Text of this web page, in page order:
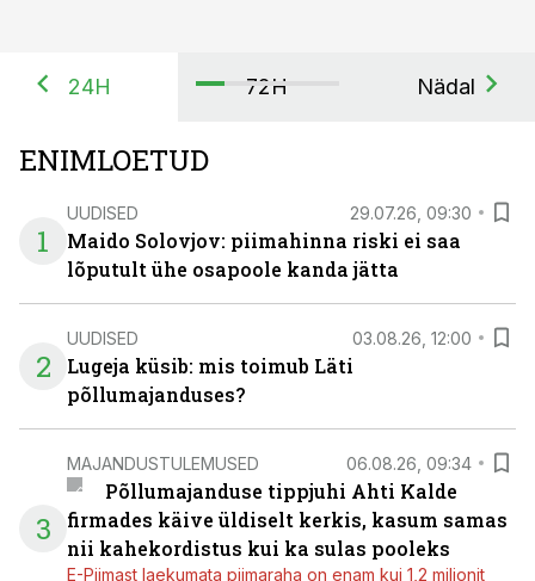
24H 72H Nädal
ENIMLOETUD
1
UUDISED 29.07.26, 09:30
Maido Solovjov: piimahinna riski ei saa
lõputult ühe osapoole kanda jätta
2
UUDISED 03.08.26, 12:00
Lugeja küsib: mis toimub Läti
põllumajanduses?
3
MAJANDUSTULEMUSED 06.08.26, 09:34
Põllumajanduse tippjuhi Ahti Kalde
firmades käive üldiselt kerkis, kasum samas
nii kahekordistus kui ka sulas pooleks
E-Piimast laekumata piimaraha on enam kui 1,2 miljonit